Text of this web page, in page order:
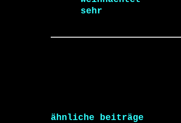
sehr
ähnliche beiträge